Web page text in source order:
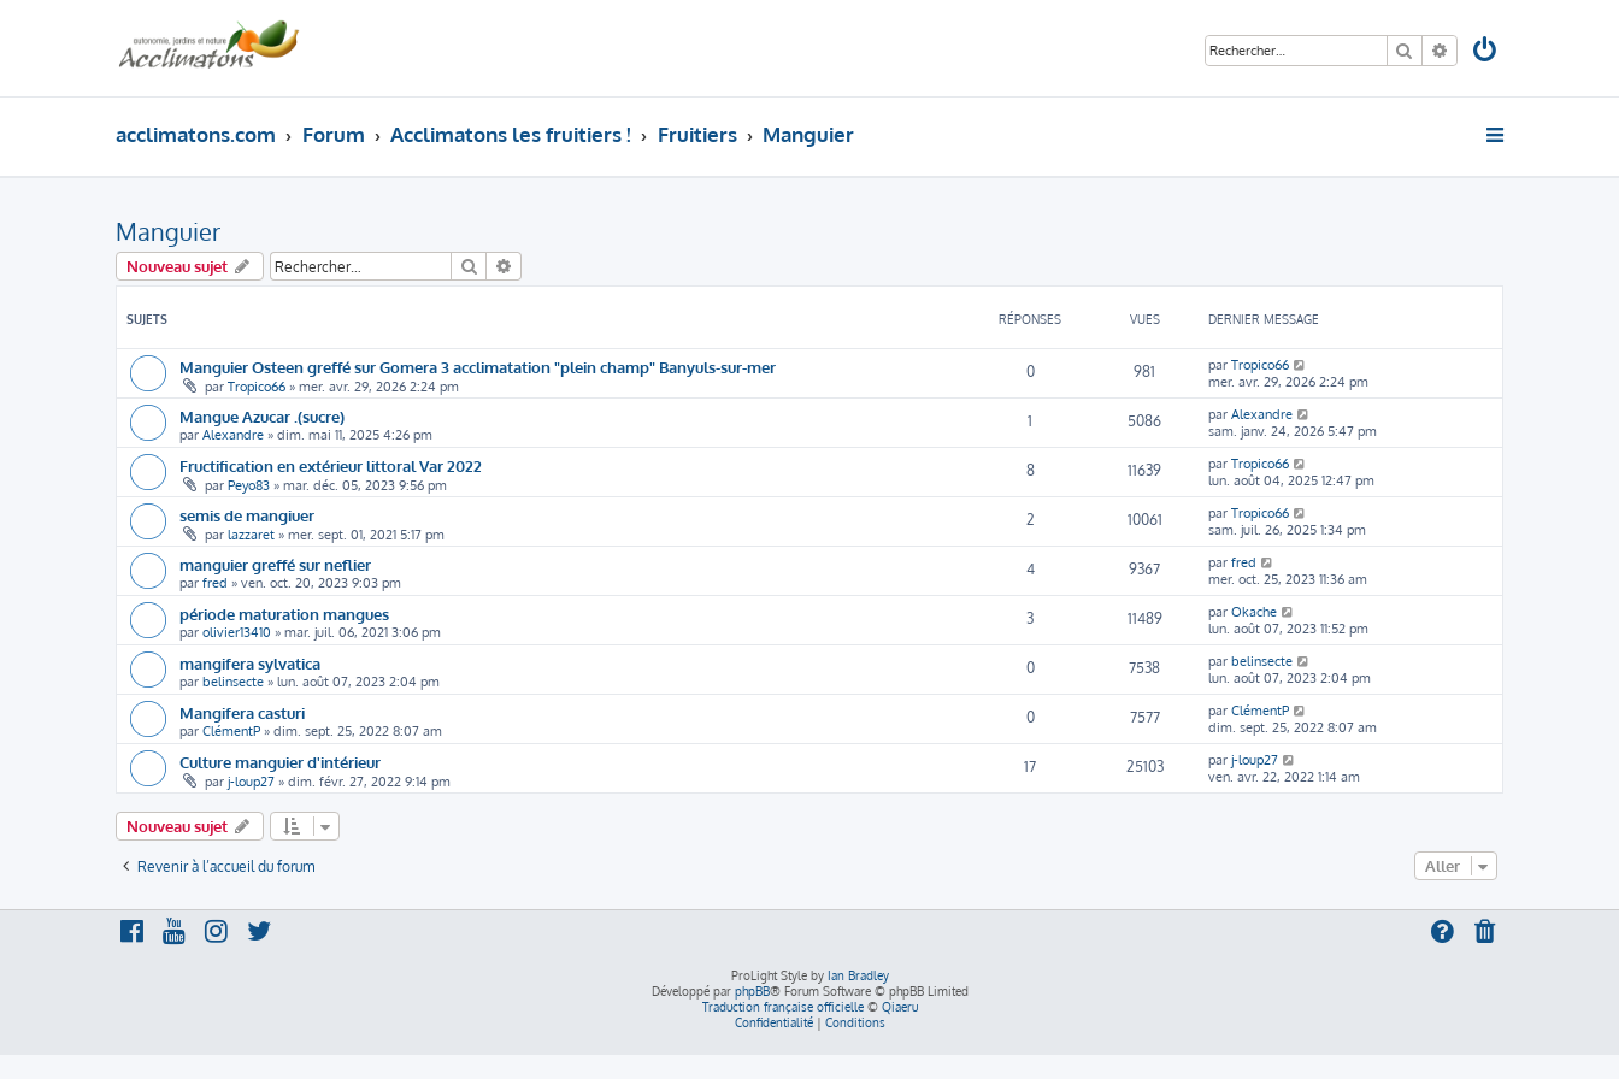
RechercherRecherche avancée
acclimatons.com Forum Acclimatons les fruitiers ! Fruitiers Manguier
Manguier
Nouveau sujet Rechercher
SUJETS RÉPONSES VUES DERNIER MESSAGE
Manguier Osteen greffé sur Gomera 3 acclimatation "plein champ" Banyuls-sur-mer
par Tropico66 » mer. avr. 29, 2026 2:24 pm
0 981 par Tropico66
mer. avr. 29, 2026 2:24 pm
Mangue Azucar .(sucre)
par Alexandre » dim. mai 11, 2025 4:26 pm
1 5086 par Alexandre
sam. janv. 24, 2026 5:47 pm
Fructification en extérieur littoral Var 2022
par Peyo83 » mar. déc. 05, 2023 9:56 pm
8 11639 par Tropico66
lun. août 04, 2025 12:47 pm
semis de mangiuer
par lazzaret » mer. sept. 01, 2021 5:17 pm
2 10061 par Tropico66
sam. juil. 26, 2025 1:34 pm
manguier greffé sur neflier
par fred » ven. oct. 20, 2023 9:03 pm
4 9367 par fred
mer. oct. 25, 2023 11:36 am
période maturation mangues
par olivier13410 » mar. juil. 06, 2021 3:06 pm
3 11489 par Okache
lun. août 07, 2023 11:52 pm
mangifera sylvatica
par belinsecte » lun. août 07, 2023 2:04 pm
0 7538 par belinsecte
lun. août 07, 2023 2:04 pm
Mangifera casturi
par ClémentP » dim. sept. 25, 2022 8:07 am
0 7577 par ClémentP
dim. sept. 25, 2022 8:07 am
Culture manguier d'intérieur
par j-loup27 » dim. févr. 27, 2022 9:14 pm
17 25103 par j-loup27
ven. avr. 22, 2022 1:14 am
Nouveau sujet
Revenir à l’accueil du forum Aller
ProLight Style by Ian Bradley
Développé par phpBB® Forum Software © phpBB Limited
Traduction française officielle© Qiaeru
Confidentialité| Conditions